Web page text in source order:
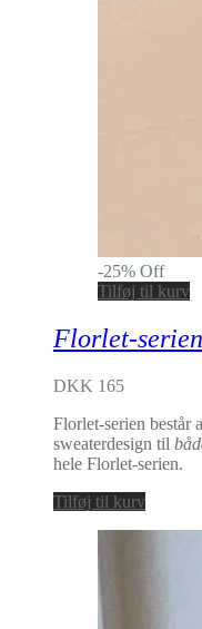
-25% Off
Tilføj til kurv
Florlet-
DKK 165
Florlet-serien består
sweaterdesign til
hele Florlet-serien.
Tilføj til kurv